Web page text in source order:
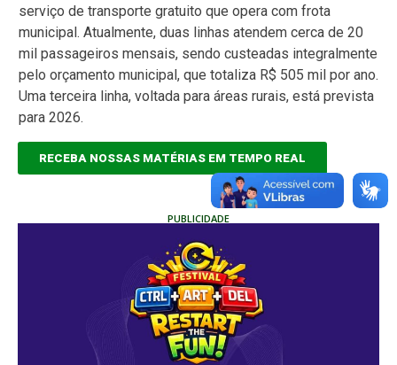
serviço de transporte gratuito que opera com frota
municipal. Atualmente, duas linhas atendem cerca de 20
mil passageiros mensais, sendo custeadas integralmente
pelo orçamento municipal, que totaliza R$ 505 mil por ano.
Uma terceira linha, voltada para áreas rurais, está prevista
para 2026.
RECEBA NOSSAS MATÉRIAS EM TEMPO REAL
PUBLICIDADE